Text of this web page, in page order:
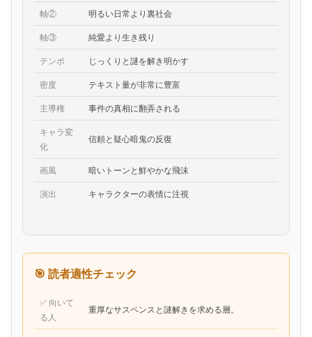
軸② 明るい日常より裏社会
軸③ 純愛より生き残り
テンポ じっくりと謎を解き明かす
密度 テキスト量が非常に豊富
主導権 事件の真相に翻弄される
キャラ変
化
信頼と疑心暗鬼の反復
画風 暗いトーンと鮮やかな飛沫
演出 キャラクターの表情に注視
🎯 読者適性チェック
✅ 向いて
る人
重厚なサスペンスと謎解きを求める層。